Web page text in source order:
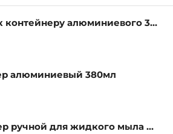
Крышка к контейнеру алюминиевого 380мл
алюминиевый 380мл
Диспенсер ручной для жидкого мыла Grass IT-0638, черный